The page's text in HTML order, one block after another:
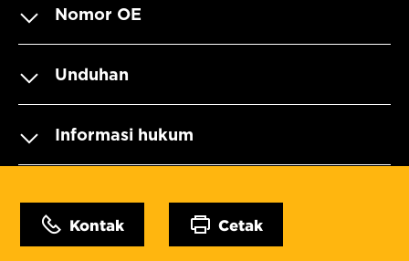
Nomor OE
Unduhan
Informasi hukum
Kontak Cetak